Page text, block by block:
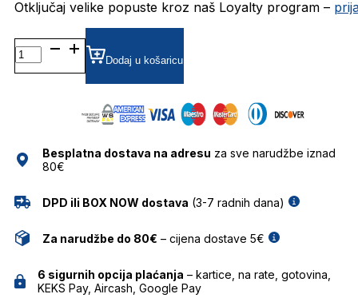
Otključaj velike popuste kroz naš Loyalty program –
MM5117 DIOPTRIJSKI
OKVIRI
MAX
Dodaj u košaricu
Besplatna dostava na adresu za sve narudžbe iznad
80€
DPD ili BOX NOW dostava (3-7 radnih dana)
Za narudžbe do 80€ – cijena dostave 5€
6 sigurnih opcija plaćanja – kartice, na rate, gotovina,
KEKS Pay, Aircash, Google Pay